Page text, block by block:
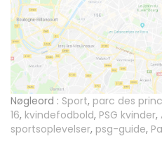
Nøgleord : Sport, parc des
16, kvindefodbold, PSG kvinder,
sportsoplevelser, psg-guide,